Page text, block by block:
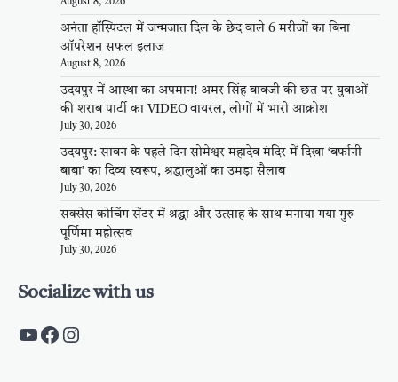
अनंता हॉस्पिटल में जन्मजात दिल के छेद वाले 6 मरीजों का बिना
ऑपरेशन सफल इलाज
August 8, 2026
उदयपुर में आस्था का अपमान! अमर सिंह बावजी की छत पर युवाओं
की शराब पार्टी का VIDEO वायरल, लोगों में भारी आक्रोश
July 30, 2026
उदयपुर: सावन के पहले दिन सोमेश्वर महादेव मंदिर में दिखा ‘बर्फानी
बाबा’ का दिव्य स्वरूप, श्रद्धालुओं का उमड़ा सैलाब
July 30, 2026
सक्सेस कोचिंग सेंटर में श्रद्धा और उत्साह के साथ मनाया गया गुरु
पूर्णिमा महोत्सव
July 30, 2026
Socialize with us
https://www.youtube.com/c/
https://www.facebook.com/
Instagram